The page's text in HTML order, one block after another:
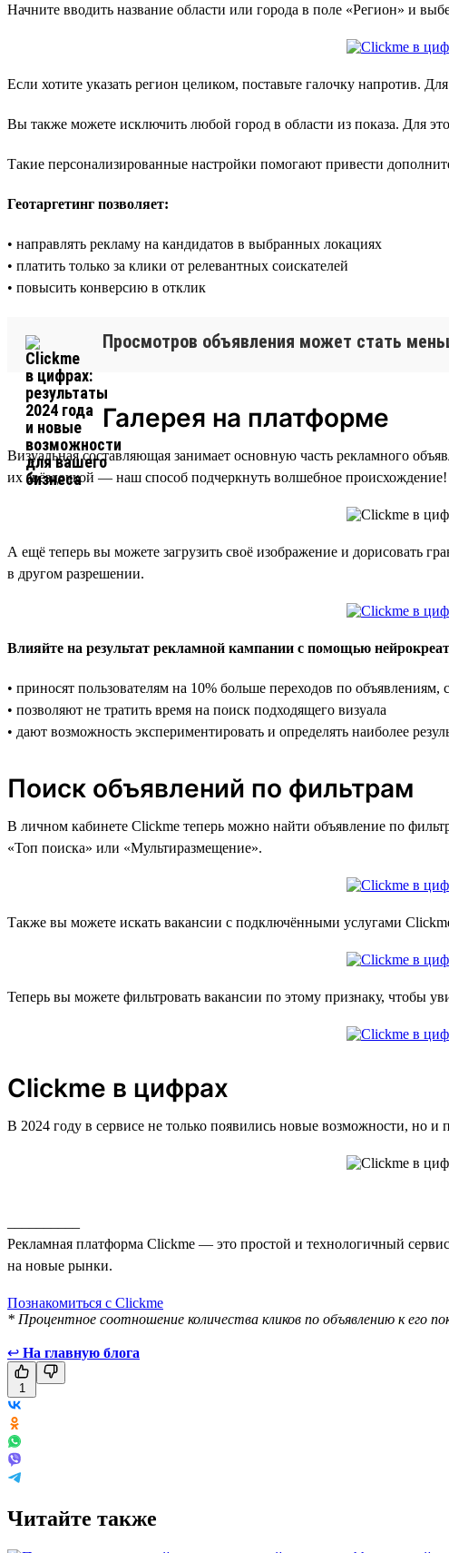
Начните вводить название области или города в поле «Регион» и
Если хотите указать регион целиком, поставьте галочку напротив.
Вы также можете исключить любой город в области из показа. Для
Такие персонализированные настройки помогают привести
Геотаргетинг позволяет:
• направлять рекламу на кандидатов в выбранных локациях
• платить только за клики от релевантных соискателей
• повысить конверсию в отклик
Просмотров объявления может стать
Галерея на платформе
Визуальная составляющая занимает основную часть рекламного
их звёздочкой — наш способ подчеркнуть волшебное происхождение!
А ещё теперь вы можете загрузить своё изображение и дорисовать
в другом разрешении.
Влияйте на результат рекламной кампании с помощью
• приносят пользователям на 10% больше переходов по
• позволяют не тратить время на поиск подходящего визуала
• дают возможность экспериментировать и определять наиболее
Поиск объявлений по фильтрам
В личном кабинете Clickme теперь можно найти объявление по
«Топ поиска» или «Мультиразмещение».
Также вы можете искать вакансии с подключёнными услугами
Теперь вы можете фильтровать вакансии по этому признаку, чтобы
Clickme в цифрах
В 2024 году в сервисе не только появились новые возможности, но и
Рекламная платформа Clickme — это простой и технологичный
на новые рынки.
Познакомиться с Clickme
* Процентное соотношение количества кликов по объявлению к его
↩ На главную блога
1
Читайте также